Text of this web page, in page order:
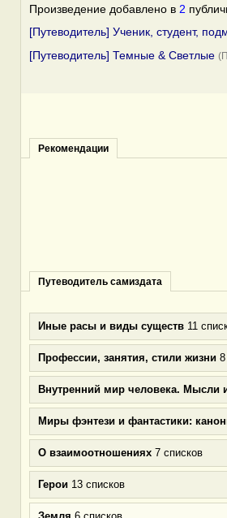
Произведение добавлено в 2
[Путеводитель] Ученик, студент,
[Путеводитель] Темные & Светлые
Рекомендации
Путеводитель самиздата
Иные расы и виды существ 11
Профессии, занятия, стили жизни
Внутренний мир человека. Мысли
Миры фэнтези и фантастики:
О взаимоотношениях 7 списков
Герои 13 списков